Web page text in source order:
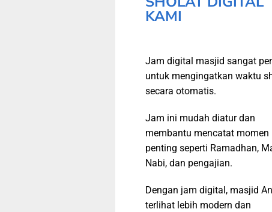
KAMI
Jam digital masjid sangat
untuk mengingatkan waktu
secara otomatis.
Jam ini mudah diatur dan
membantu mencatat momen
penting seperti Ramadhan,
Nabi, dan pengajian.
Dengan jam digital, masjid
terlihat lebih modern dan